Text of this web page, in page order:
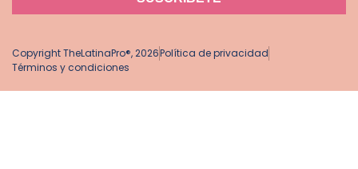
Copyright TheLatinaPro®, 2026Política de privacidad
Términos y condiciones